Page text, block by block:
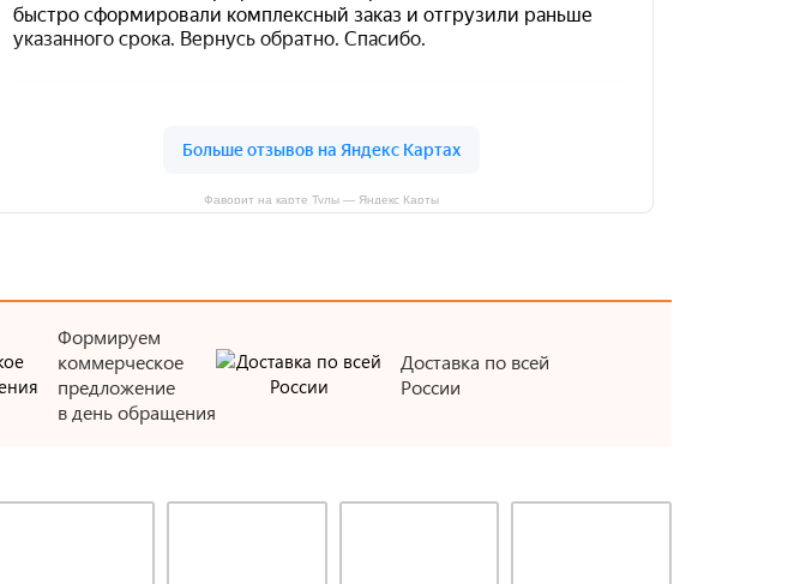
Фаворит на карте Тулы — Яндекс Карты
Формируем
коммерческое
предложение
в день обращения
Доставка по всей
России